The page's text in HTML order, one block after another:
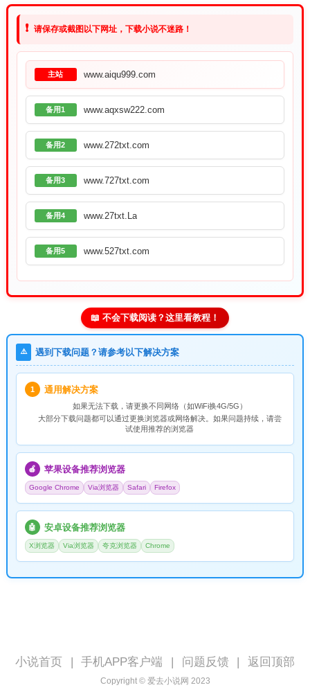
❗ 请保存或截图以下网址，下载小说不迷路！
主站 www.aiqu999.com
备用1 www.aqxsw222.com
备用2 www.272txt.com
备用3 www.727txt.com
备用4 www.27txt.La
备用5 www.527txt.com
📖 不会下载阅读？这里看教程！
⚠️ 遇到下载问题？请参考以下解决方案
1 通用解决方案
如果无法下载，请更换不同网络（如WiFi换4G/5G）
大部分下载问题都可以通过更换浏览器或网络解决。如果问题持续，请尝
试使用推荐的浏览器
🍎 苹果设备推荐浏览器
Google Chrome Via浏览器 Safari Firefox
🤖 安卓设备推荐浏览器
X浏览器 Via浏览器 夸克浏览器 Chrome
小说首页 手机APP客户端 问题反馈 返回顶部
Copyright © 爱去小说网 2023